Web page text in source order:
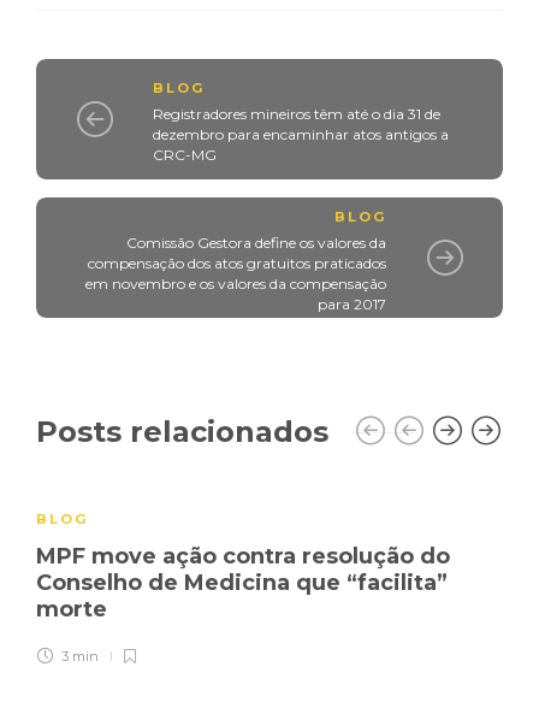
BLOG
Registradores mineiros têm até o dia 31 de
dezembro para encaminhar atos antigos a
CRC-MG
BLOG
Comissão Gestora define os valores da
compensação dos atos gratuitos praticados
em novembro e os valores da compensação
para 2017
Posts relacionados
BLOG
MPF move ação contra resolução do
Conselho de Medicina que “facilita”
morte
3 min